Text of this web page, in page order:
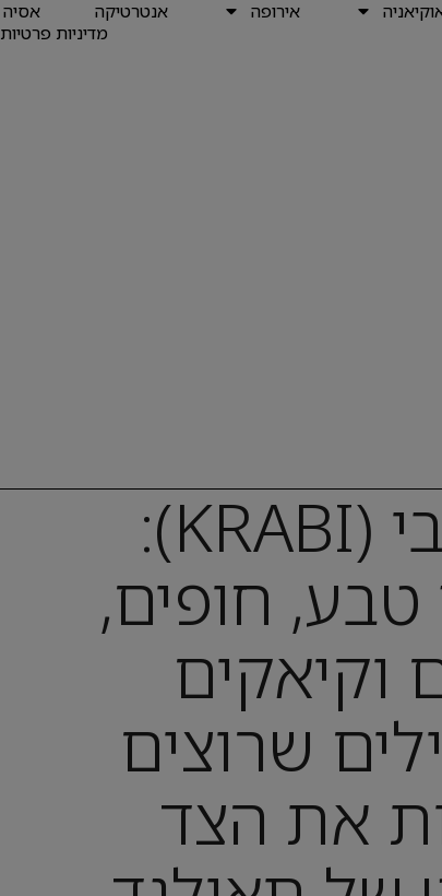
אירופה אנטרטיקה אסיה
מדיניות פרטיות
קראבי (KRABI):
טבע, חופים,
וקיאקים
שרוצים
את הצד